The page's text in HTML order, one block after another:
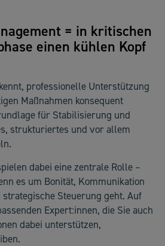
= in kritischen
einen kühlen Kopf
professionelle Unterstützung
Maßnahmen konsequent
für Stabilisierung und
strukturiertes und vor allem
dabei eine zentrale Rolle –
es um Bonität, Kommunikation
Steuerung geht. Auf
Expert:innen, die Sie auch
dabei unterstützen,